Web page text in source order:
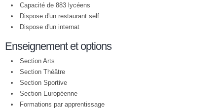
Capacité de 883 lycéens
Dispose d'un restaurant self
Dispose d'un internat
Enseignement et options
Section Arts
Section Théâtre
Section Sportive
Section Européenne
Formations par apprentissage